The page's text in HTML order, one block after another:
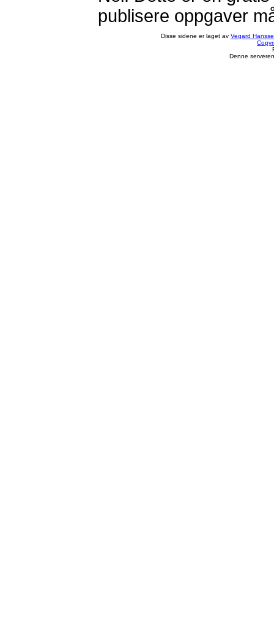
publisere oppgaver
Disse sidene er laget av Vegard
Denne